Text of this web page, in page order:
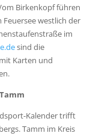
Birkenkopf führen
westlich der
im
sind die
Karten und
Kalender trifft
Tamm im Kreis